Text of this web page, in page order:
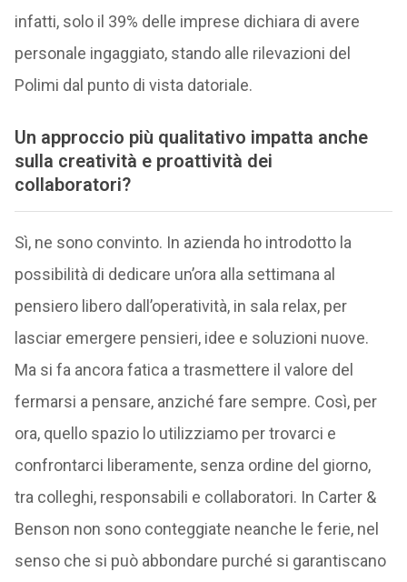
infatti, solo il 39% delle imprese dichiara di avere
personale ingaggiato, stando alle rilevazioni del
Polimi dal punto di vista datoriale.
Un approccio più qualitativo impatta anche
sulla creatività e proattività dei
collaboratori?
Sì, ne sono convinto. In azienda ho introdotto la
possibilità di dedicare un’ora alla settimana al
pensiero libero dall’operatività, in sala relax, per
lasciar emergere pensieri, idee e soluzioni nuove.
Ma si fa ancora fatica a trasmettere il valore del
fermarsi a pensare, anziché fare sempre. Così, per
ora, quello spazio lo utilizziamo per trovarci e
confrontarci liberamente, senza ordine del giorno,
tra colleghi, responsabili e collaboratori. In Carter &
Benson non sono conteggiate neanche le ferie, nel
senso che si può abbondare purché si garantiscano